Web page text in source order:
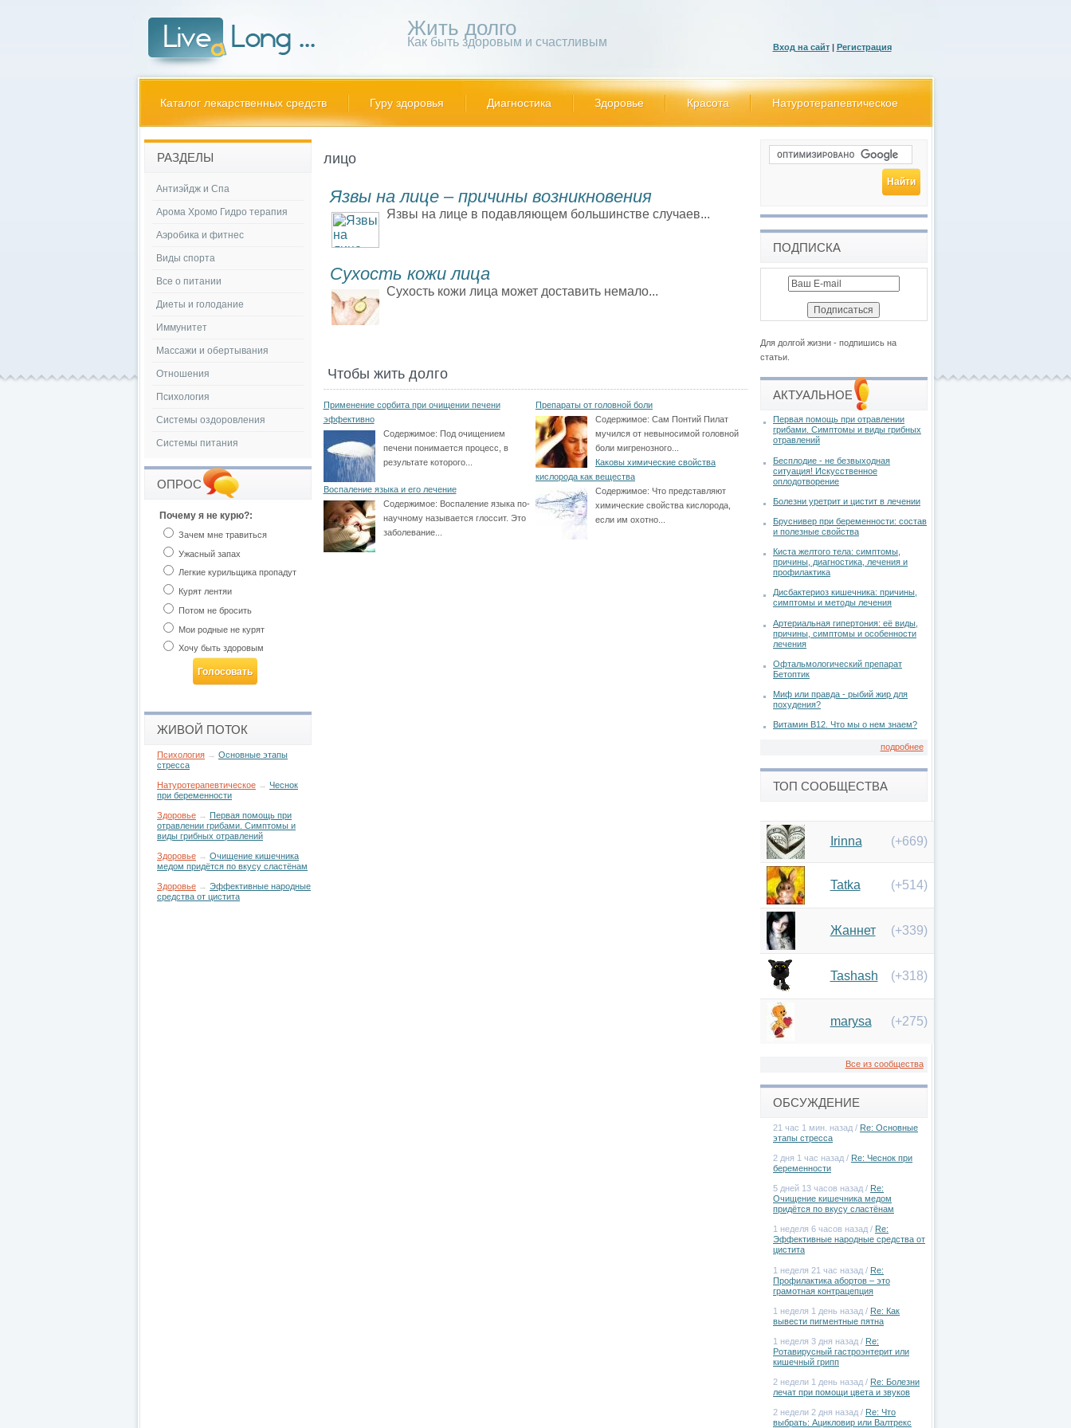
Жить долго
Как быть здоровым и счастливым Вход на сайт | Регистрация
Каталог лекарственных средств Гуру здоровья Диагностика Здоровье Красота Натуротерапевтическое
лицо
Язвы на лице – причины возникновения
Язвы на лице в подавляющем большинстве случаев...
Сухость кожи лица
Сухость кожи лица может доставить немало...
Чтобы жить долго
Применение сорбита при очищении печени
эффективно
Содержимое: Под очищением
печени понимается процесс, в
результате которого...
Препараты от головной боли
Содержимое: Сам Понтий Пилат
мучился от невыносимой головной
боли мигренозного...
Воспаление языка и его лечение
Содержимое: Воспаление языка по-
научному называется глоссит. Это
заболевание...
Каковы химические свойства
кислорода как вещества
Содержимое: Что представляют
химические свойства кислорода,
если им охотно...
РАЗДЕЛЫ
Антиэйдж и Спа
Арома Хромо Гидро терапия
Аэробика и фитнес
Виды спорта
Все о питании
Диеты и голодание
Иммунитет
Массажи и обертывания
Отношения
Психология
Системы оздоровления
Системы питания
ОПРОС
Почему я не курю?:
Зачем мне травиться
Ужасный запах
Легкие курильщика пропадут
Курят лентяи
Потом не бросить
Мои родные не курят
Хочу быть здоровым
ЖИВОЙ ПОТОК
Психология → Основные этапы
стресса
Натуротерапевтическое → Чеснок
при беременности
Здоровье → Первая помощь при
отравлении грибами. Симптомы и
виды грибных отравлений
Здоровье → Очищение кишечника
медом придётся по вкусу сластёнам
Здоровье → Эффективные народные
средства от цистита
ПОДПИСКА
Для долгой жизни - подпишись на
статьи.
АКТУАЛЬНОЕ
Первая помощь при отравлении
грибами. Симптомы и виды грибных
отравлений
Бесплодие - не безвыходная
ситуация! Искусственное
оплодотворение
Болезни уретрит и цистит в лечении
Бруснивер при беременности: состав
и полезные свойства
Киста желтого тела: симптомы,
причины, диагностика, лечения и
профилактика
Дисбактериоз кишечника: причины,
симптомы и методы лечения
Артериальная гипертония: её виды,
причины, симптомы и особенности
лечения
Офтальмологический препарат
Бетоптик
Миф или правда - рыбий жир для
похудения?
Витамин В12. Что мы о нем знаем?
подробнее
ТОП СООБЩЕСТВА
Irinna (+669)
Tatka (+514)
Жаннет (+339)
Tashash (+318)
marysa (+275)
Все из сообщества
ОБСУЖДЕНИЕ
21 час 1 мин. назад / Re: Основные
этапы стресса
2 дня 1 час назад / Re: Чеснок при
беременности
5 дней 13 часов назад / Re:
Очищение кишечника медом
придётся по вкусу сластёнам
1 неделя 6 часов назад / Re:
Эффективные народные средства от
цистита
1 неделя 21 час назад / Re:
Профилактика абортов – это
грамотная контрацепция
1 неделя 1 день назад / Re: Как
вывести пигментные пятна
1 неделя 3 дня назад / Re:
Ротавирусный гастроэнтерит или
кишечный грипп
2 недели 1 день назад / Re: Болезни
лечат при помощи цвета и звуков
2 недели 2 дня назад / Re: Что
выбрать: Ацикловир или Валтрекс